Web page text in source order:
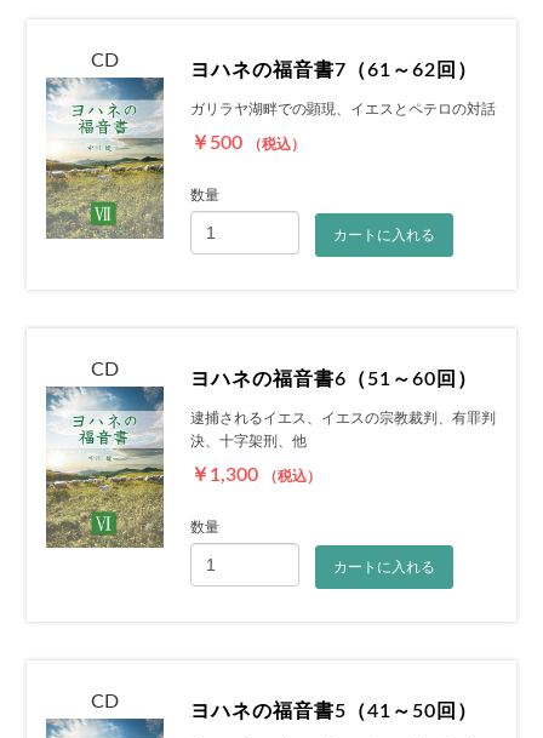
CD ヨハネの福音書7（61～62回）
ガリラヤ湖畔での顕現、イエスとペテロの対話
￥500 （税込）
数量
カートに入れる
CD ヨハネの福音書6（51～60回）
逮捕されるイエス、イエスの宗教裁判、有罪判
決、十字架刑、他
￥1,300 （税込）
数量
カートに入れる
CD ヨハネの福音書5（41～50回）